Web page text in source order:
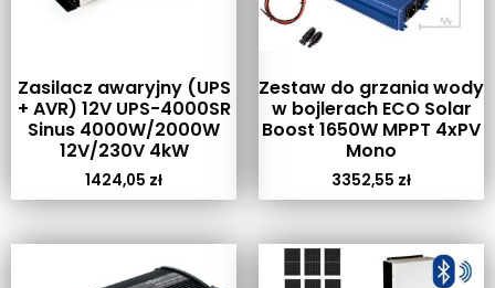
Zasilacz awaryjny (UPS
+ AVR) 12V UPS-4000SR
Sinus 4000W/2000W
12V/230V 4kW
1424,05 zł
Zestaw do grzania wody
w bojlerach ECO Solar
Boost 1650W MPPT 4xPV
Mono
3352,55 zł